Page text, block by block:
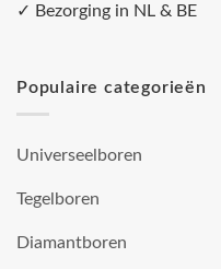
✓ Bezorging in NL & BE
Populaire categorieën
Universeelboren
Tegelboren
Diamantboren